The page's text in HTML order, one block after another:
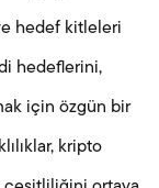
hedef kitleleri
hedeflerini,
için özgün bir
kripto